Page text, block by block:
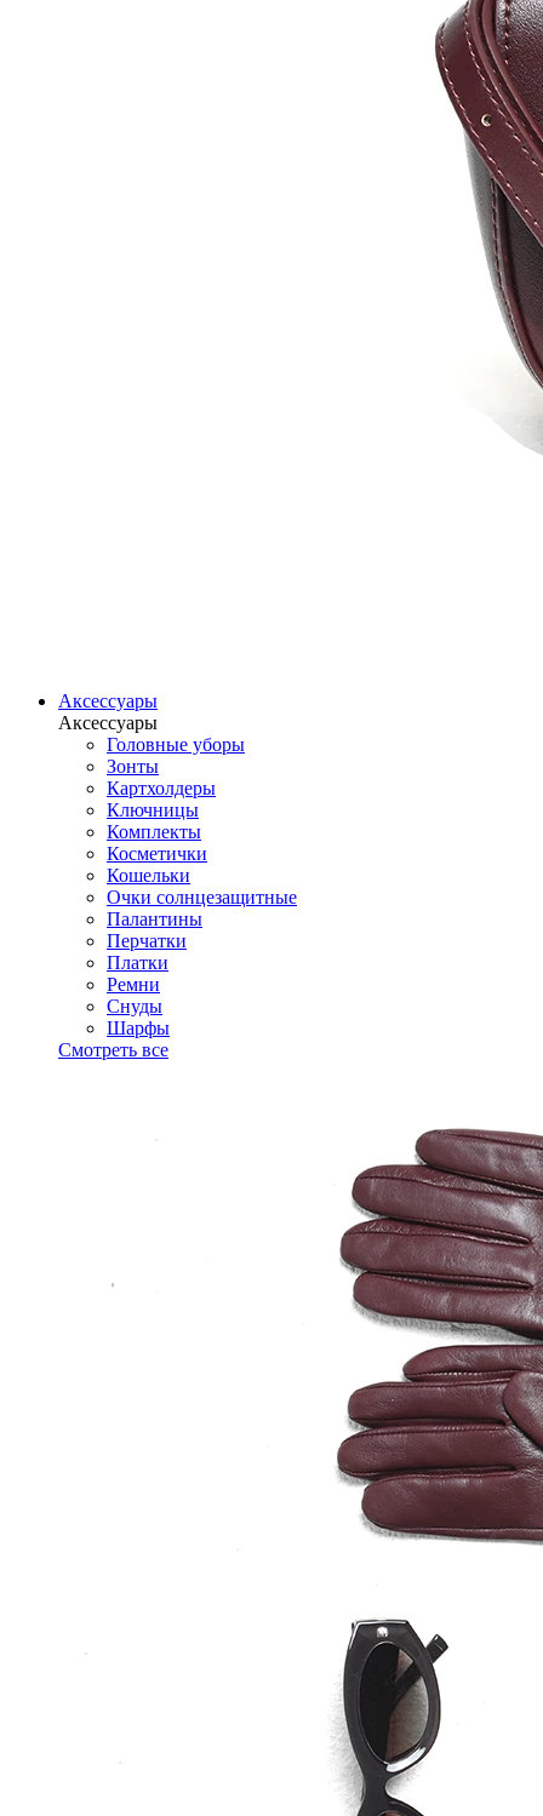
Аксессуары
Аксессуары
Головные уборы
Зонты
Картхолдеры
Ключницы
Комплекты
Косметички
Кошельки
Очки солнцезащитные
Палантины
Перчатки
Платки
Ремни
Снуды
Шарфы
Смотреть все